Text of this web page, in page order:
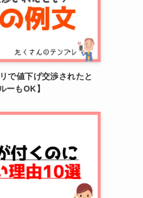
で値下げ交渉されたと
ーもOK】